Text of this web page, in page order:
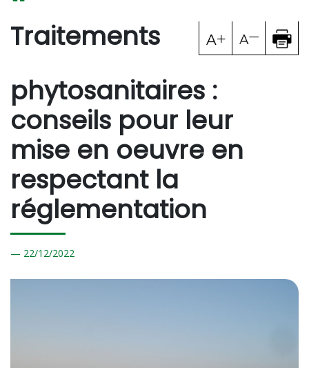
Traitements
phytosanitaires :
conseils pour leur
mise en oeuvre en
respectant la
réglementation
22/12/2022